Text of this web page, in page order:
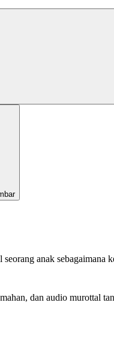
anak sebagaimana
dan audio murottal